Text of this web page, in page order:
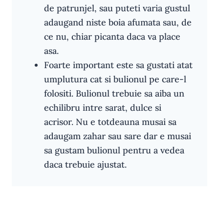
de patrunjel, sau puteti varia gustul
adaugand niste boia afumata sau, de
ce nu, chiar picanta daca va place
asa.
Foarte important este sa gustati atat
umplutura cat si bulionul pe care-l
folositi. Bulionul trebuie sa aiba un
echilibru intre sarat, dulce si
acrisor. Nu e totdeauna musai sa
adaugam zahar sau sare dar e musai
sa gustam bulionul pentru a vedea
daca trebuie ajustat.